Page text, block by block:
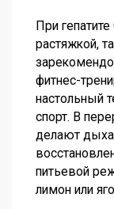
При
растяжкой,
фитнес-
настольный
спорт. В
делают
питьевой
лимон или